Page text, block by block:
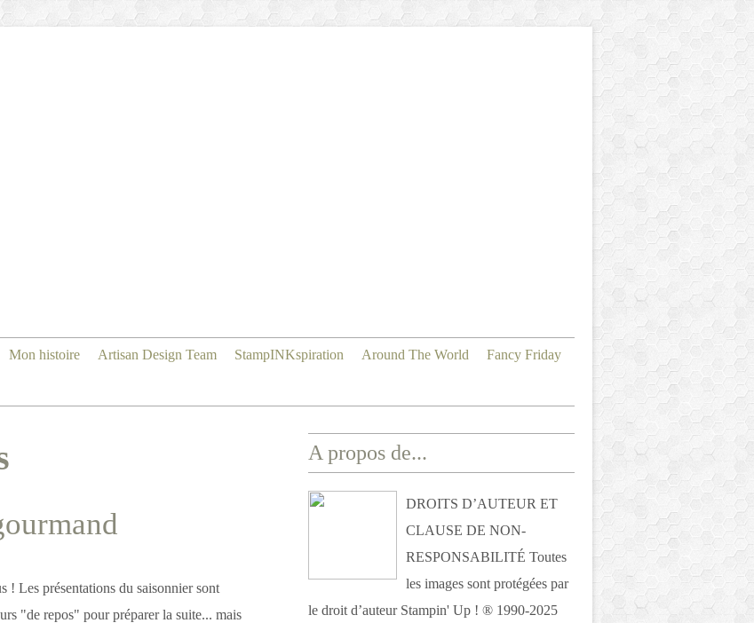
Mon histoire Artisan Design Team StampINKspiration Around The World Fancy Friday
! Les présentations du saisonnier sont
"de repos" pour préparer la suite... mais
A propos de...
DROITS D’AUTEUR ET
CLAUSE DE NON-
RESPONSABILITÉ Toutes
les images sont protégées par
le droit d’auteur Stampin' Up ! ® 1990-2025